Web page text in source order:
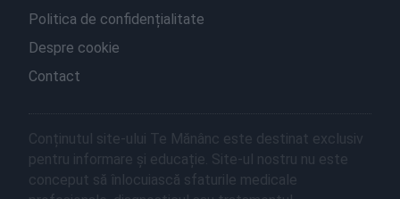
Politica de confidențialitate
Despre cookie
Contact
Conținutul site-ului Te Mănânc este destinat exclusiv
pentru informare și educație. Site-ul nostru nu este
conceput să înlocuiască sfaturile medicale